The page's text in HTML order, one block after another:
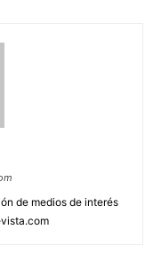
de medios de interés